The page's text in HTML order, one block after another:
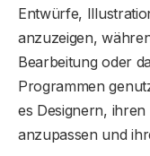
Entwürfe,
anzuzeigen,
Bearbeitung oder
Programmen
es Designern,
anzupassen und